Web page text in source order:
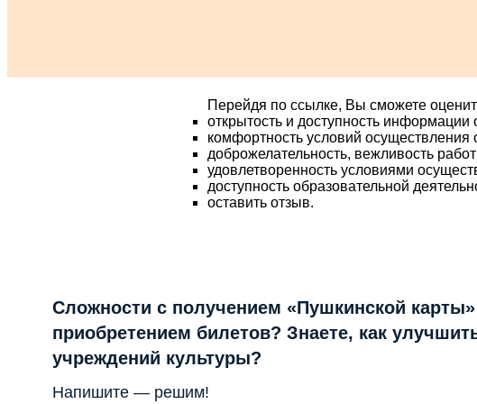
Перейдя по ссылке, Вы сможете
открытость и доступность информации
комфортность условий осуществления
доброжелательность, вежливость
удовлетворенность условиями
доступность образовательной
оставить отзыв.
Сложности с получением «Пушкинской
приобретением билетов? Знаете, как
учреждений культуры?
Напишите — решим!